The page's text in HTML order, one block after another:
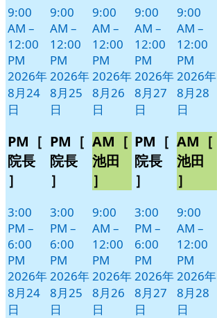
9:00
AM –
12:00
PM
2026年
8月24
日
PM［
院長
］
3:00
PM –
6:00
PM
2026年
8月24
日
9:00
AM –
12:00
PM
2026年
8月25
日
PM［
院長
］
3:00
PM –
6:00
PM
2026年
8月25
日
9:00
AM –
12:00
PM
2026年
8月26
日
AM［
池田
］
9:00
AM –
12:00
PM
2026年
8月26
日
9:00
AM –
12:00
PM
2026年
8月27
日
PM［
院長
］
3:00
PM –
6:00
PM
2026年
8月27
日
9:00
AM –
12:00
PM
2026年
8月28
日
AM［
池田
］
9:00
AM –
12:00
PM
2026年
8月28
日